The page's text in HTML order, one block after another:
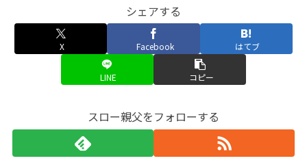
シェアする
X Facebook はてブ
LINE コピー
スロー親父をフォローする